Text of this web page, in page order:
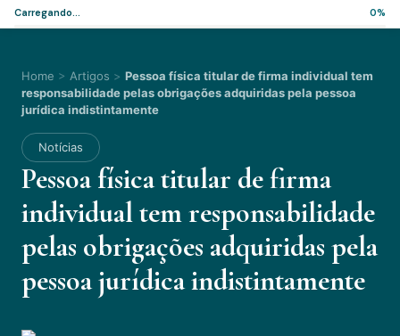
Home > Artigos > Pessoa física titular de firma individual tem
responsabilidade pelas obrigações adquiridas pela pessoa
jurídica indistintamente
Notícias
Pessoa física titular de firma
individual tem responsabilidade
pelas obrigações adquiridas pela
pessoa jurídica indistintamente
Carregando... 0%